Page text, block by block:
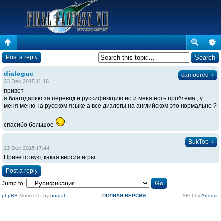
Post a reply
damodred ↓
dialogue
23 Dec 2015 11:16
привет
я благодарию за перевод и руссификацию но и меня есть проблема , у
меня меню на русском языке а все диалогы на английском это нормально ?
спасибо большое
BukTop ↓
23 Dec 2015 17:44
Приветствую, какая версия игры.
Post a reply
Jump to:
phpBB Mobile © | by nurgaf SEO byArtodia
ПОЛНАЯ ВЕРСИЯ